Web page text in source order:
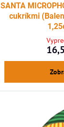
SANTA
cukríkmi